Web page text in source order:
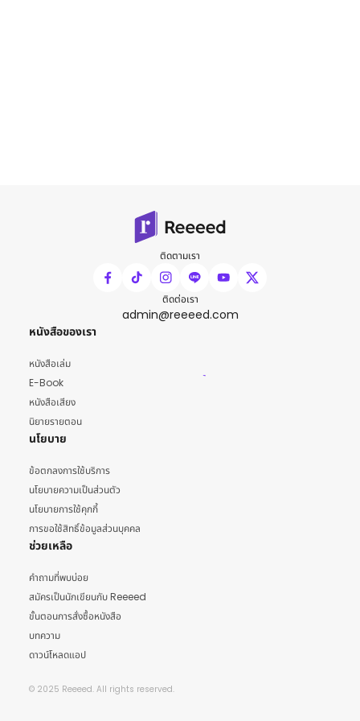
ติดตามเรา
ติดต่อเรา
admin@reeeed.com
หนังสือของเรา
หนังสือเล่ม
E-Book
หนังสือเสียง
นิยายรายตอน
นโยบาย
ข้อตกลงการใช้บริการ
นโยบายความเป็นส่วนตัว
นโยบายการใช้คุกกี้
การขอใช้สิทธิ์ข้อมูลส่วนบุคคล
ช่วยเหลือ
คำถามที่พบบ่อย
สมัครเป็นนักเขียนกับ Reeeed
ขั้นตอนการสั่งซื้อหนังสือ
บทความ
ดาวน์โหลดแอป
© 2025 Reeeed. All rights reserved.